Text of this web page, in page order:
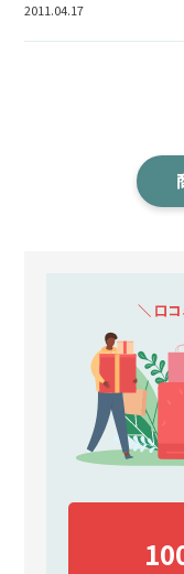
2011.04.17